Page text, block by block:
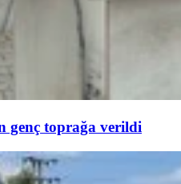
genç toprağa verildi